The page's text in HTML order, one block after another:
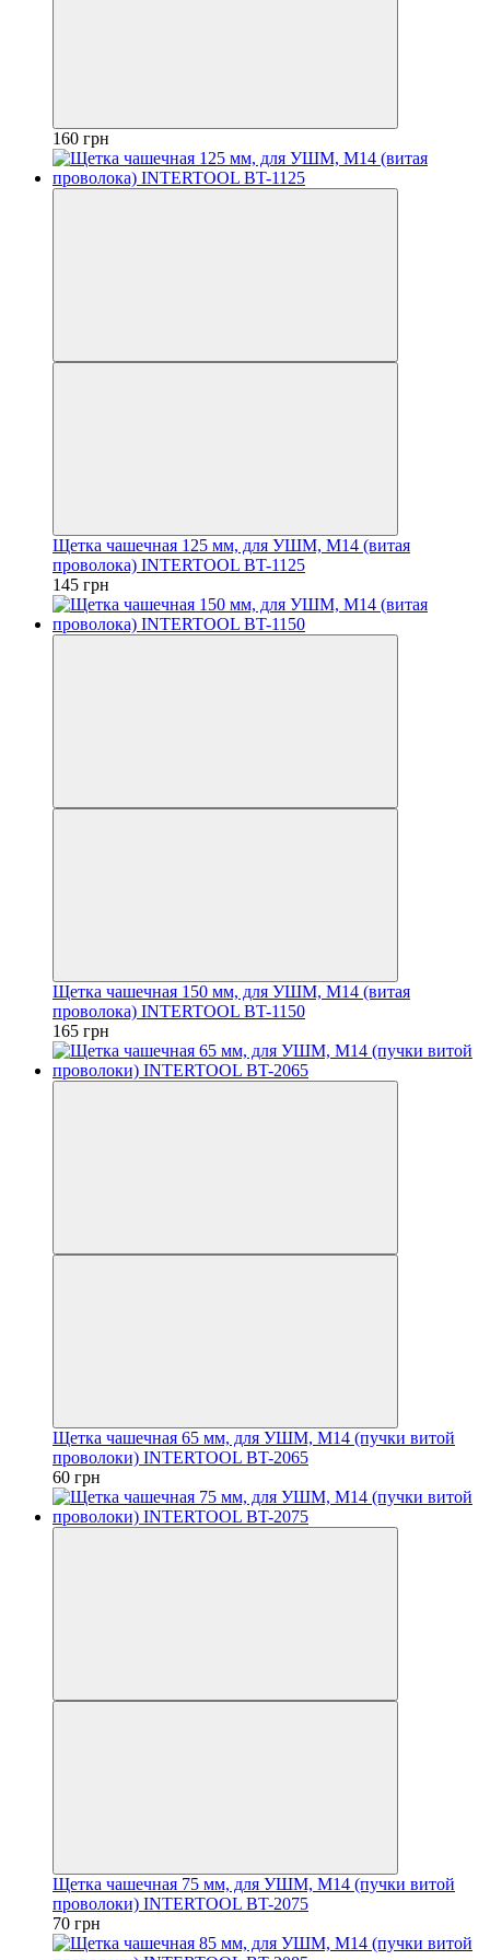
160 грн
Щетка чашечная 125 мм, для УШМ, М14 (витая
проволока) INTERTOOL BT-1125
145 грн
Щетка чашечная 150 мм, для УШМ, М14 (витая
проволока) INTERTOOL BT-1150
165 грн
Щетка чашечная 65 мм, для УШМ, М14 (пучки витой
проволоки) INTERTOOL BT-2065
60 грн
Щетка чашечная 75 мм, для УШМ, М14 (пучки витой
проволоки) INTERTOOL BT-2075
70 грн